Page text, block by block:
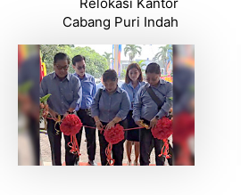
Cabang Puri Indah